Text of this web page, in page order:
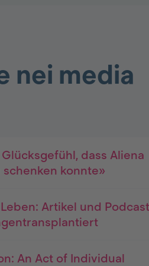
nei media
dass Aliena
konnte»
Artikel und Podcast
An Act of Individual